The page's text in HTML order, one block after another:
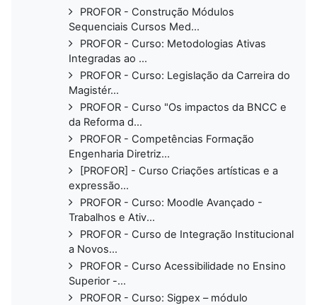
PROFOR - Construção Módulos
Sequenciais Cursos Med...
PROFOR - Curso: Metodologias Ativas
Integradas ao ...
PROFOR - Curso: Legislação da Carreira do
Magistér...
PROFOR - Curso "Os impactos da BNCC e
da Reforma d...
PROFOR - Competências Formação
Engenharia Diretriz...
[PROFOR] - Curso Criações artísticas e a
expressão...
PROFOR - Curso: Moodle Avançado -
Trabalhos e Ativ...
PROFOR - Curso de Integração Institucional
a Novos...
PROFOR - Curso Acessibilidade no Ensino
Superior -...
PROFOR - Curso: Sigpex – módulo